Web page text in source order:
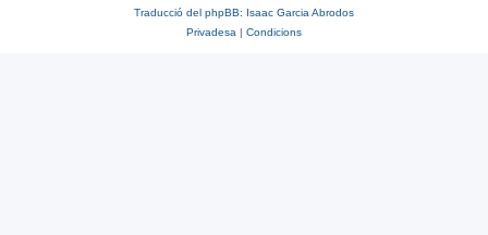
Traducció del phpBB: Isaac Garcia Abrodos
Privadesa | Condicions